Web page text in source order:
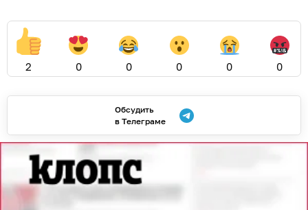
2 0 0 0 0 0
Обсудить
в Телеграме